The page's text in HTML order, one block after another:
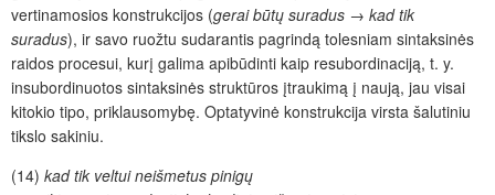
vertinamosios konstrukcijos (gerai būtų suradus → kad tik
suradus), ir savo ruožtu sudarantis pagrindą tolesniam sintaksinės
raidos procesui, kurį galima apibūdinti kaip resubordinaciją, t. y.
insubordinuotos sintaksinės struktūros įtraukimą į naują, jau visai
kitokio tipo, priklausomybę. Optatyvinė konstrukcija virsta šalutiniu
tikslo sakiniu.
(14) kad tik veltui neišmetus pinigų